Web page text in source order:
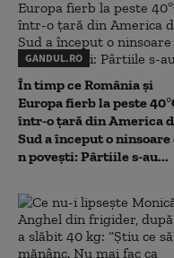
GANDUL.RO
În timp ce România și
Europa fierb la peste
într-o țară din America
Sud a început o ninsoare
n povești: Pârtiile s-au...